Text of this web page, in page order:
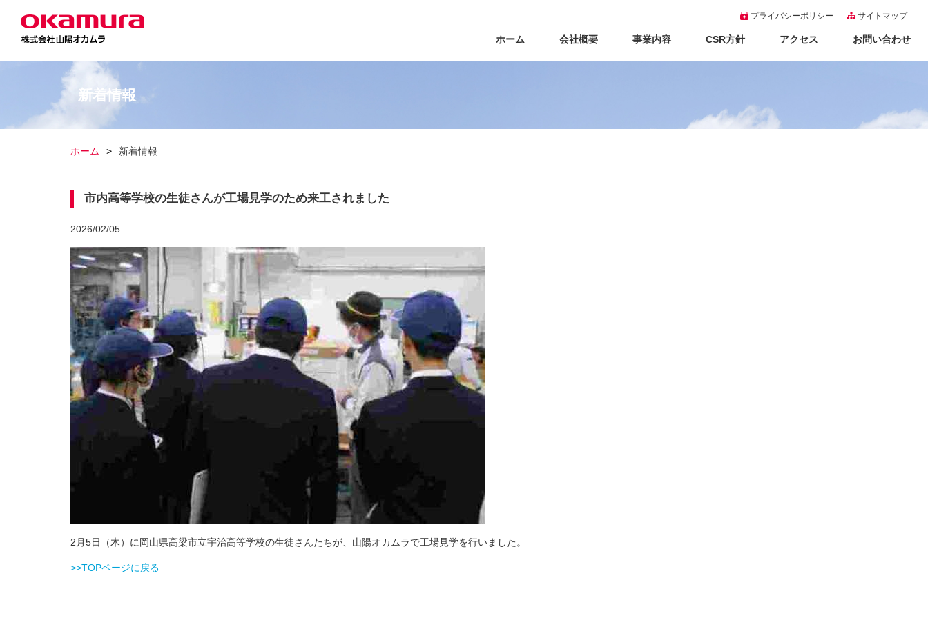
ホーム 会社概要 事業内容 CSR方針 アクセス お問い合わせ
プライバシーポリシー サイトマップ
新着情報
ホーム 新着情報
市内高等学校の生徒さんが工場見学のため来工されました
2026/02/05
2月5日（木）に岡山県高梁市立宇治高等学校の生徒さんたちが、山陽オカムラで工場見学を行いました。
>>TOPページに戻る